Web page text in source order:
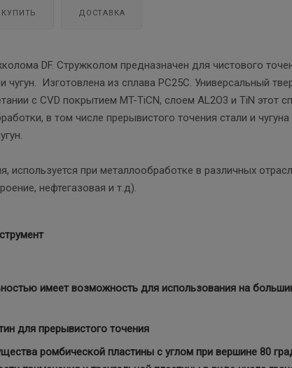
КУПИТЬ ДОСТАВКА
DF. Стружколом предназначен для чистового
Изготовлена из сплава PC25C. Универсальный
с CVD покрытием MT-TiCN, слоем AL2O3 и TiN этот
в том числе прерывистого точения стали и
используется при металлообработке в различных
нефтегазовая и т.д).
имеет возможность для использования на
для прерывистого точения
ромбической пластины с углом при вершине 80